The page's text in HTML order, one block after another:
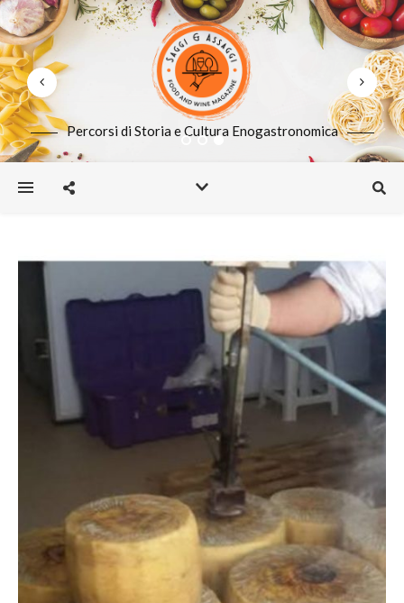
Percorsi di Storia e Cultura Enogastronomica